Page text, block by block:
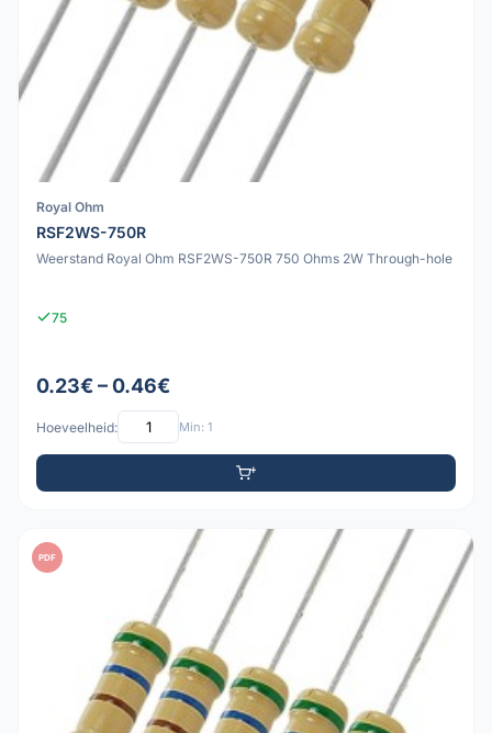
Royal Ohm
RSF2WS-750R
Weerstand Royal Ohm RSF2WS-750R 750 Ohms 2W Through-hole
75
0.23€ – 0.46€
Hoeveelheid: Min: 1
PDF